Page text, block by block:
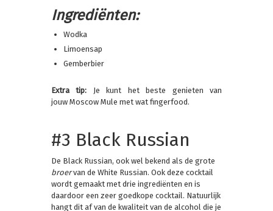
Ingrediënten:
Wodka
Limoensap
Gemberbier
Extra tip: Je kunt het beste genieten van
jouw Moscow Mule met wat fingerfood.
#3 Black Russian
De Black Russian, ook wel bekend als de grote
broervan de White Russian. Ook deze cocktail
wordt gemaakt met drie ingrediënten en is
daardoor een zeer goedkope cocktail. Natuurlijk
hangt dit af van de kwaliteit van de alcohol die je